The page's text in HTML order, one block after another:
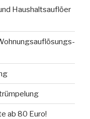
Haushaltsauflöer
ab 80 Euro!